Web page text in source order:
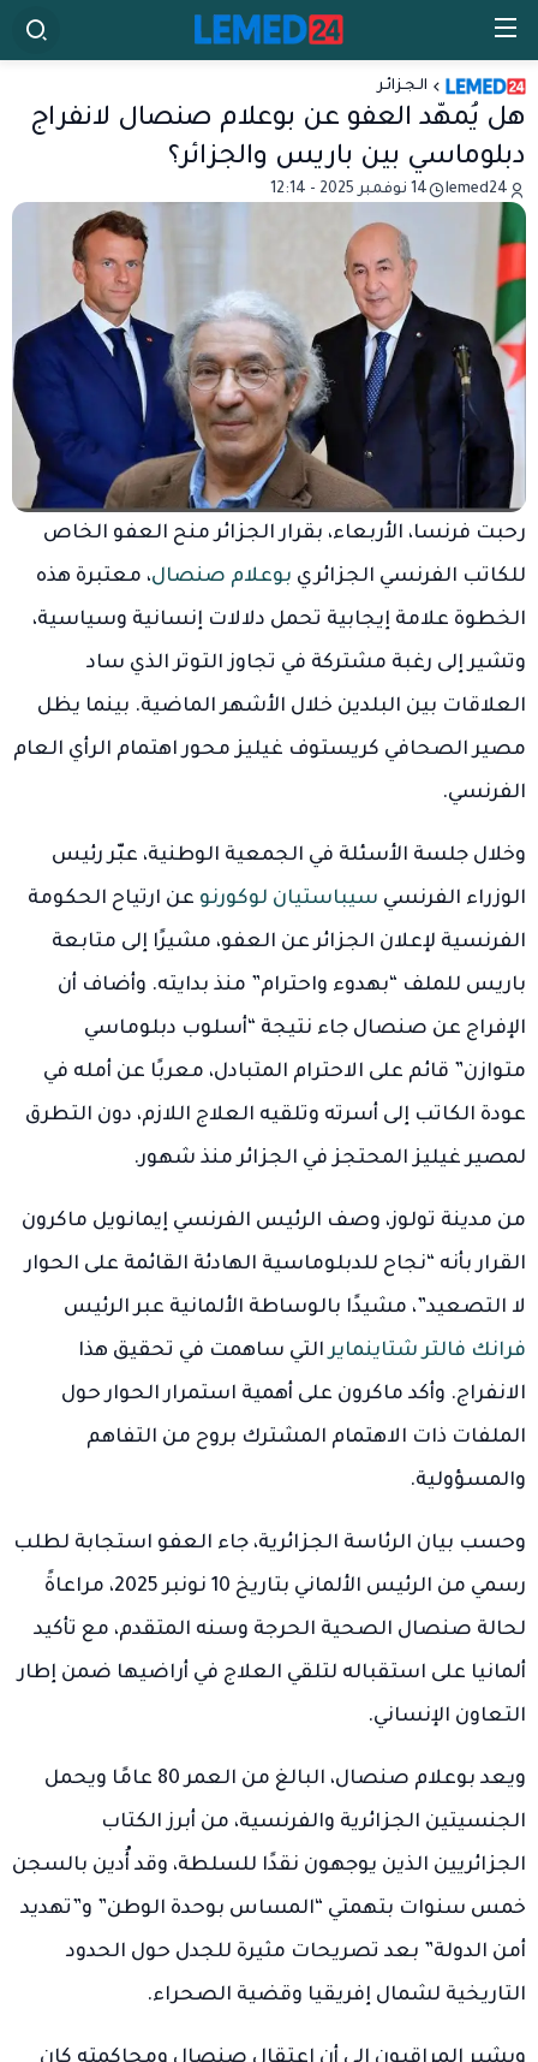
الـجـزائـر
هل يُمهّد العفو عن بوعلام صنصال لانفراج
دبلوماسي بين باريس والجزائر؟
lemed24 14 نوفمبر 2025 - 12:14
رحبت فرنسا، الأربعاء، بقرار الجزائر منح العفو الخاص
للكاتب الفرنسي الجزائري بوعلام صنصال، معتبرة هذه
الخطوة علامة إيجابية تحمل دلالات إنسانية وسياسية،
وتشير إلى رغبة مشتركة في تجاوز التوتر الذي ساد
العلاقات بين البلدين خلال الأشهر الماضية. بينما يظل
مصير الصحافي كريستوف غيليز محور اهتمام الرأي العام
الفرنسي.
وخلال جلسة الأسئلة في الجمعية الوطنية، عبّر رئيس
الوزراء الفرنسي سيباستيان لوكورنو عن ارتياح الحكومة
الفرنسية لإعلان الجزائر عن العفو، مشيرًا إلى متابعة
باريس للملف “بهدوء واحترام” منذ بدايته. وأضاف أن
الإفراج عن صنصال جاء نتيجة “أسلوب دبلوماسي
متوازن” قائم على الاحترام المتبادل، معربًا عن أمله في
عودة الكاتب إلى أسرته وتلقيه العلاج اللازم، دون التطرق
لمصير غيليز المحتجز في الجزائر منذ شهور.
من مدينة تولوز، وصف الرئيس الفرنسي إيمانويل ماكرون
القرار بأنه “نجاح للدبلوماسية الهادئة القائمة على الحوار
لا التصعيد”، مشيدًا بالوساطة الألمانية عبر الرئيس
فرانك فالتر شتاينمايرالتي ساهمت في تحقيق هذا
الانفراج. وأكد ماكرون على أهمية استمرار الحوار حول
الملفات ذات الاهتمام المشترك بروح من التفاهم
والمسؤولية.
وحسب بيان الرئاسة الجزائرية، جاء العفو استجابة لطلب
رسمي من الرئيس الألماني بتاريخ 10 نونبر 2025، مراعاةً
لحالة صنصال الصحية الحرجة وسنه المتقدم، مع تأكيد
ألمانيا على استقباله لتلقي العلاج في أراضيها ضمن إطار
التعاون الإنساني.
ويعد بوعلام صنصال، البالغ من العمر 80 عامًا ويحمل
الجنسيتين الجزائرية والفرنسية، من أبرز الكتاب
الجزائريين الذين يوجهون نقدًا للسلطة، وقد أُدين بالسجن
خمس سنوات بتهمتي “المساس بوحدة الوطن” و”تهديد
أمن الدولة” بعد تصريحات مثيرة للجدل حول الحدود
التاريخية لشمال إفريقيا وقضية الصحراء.